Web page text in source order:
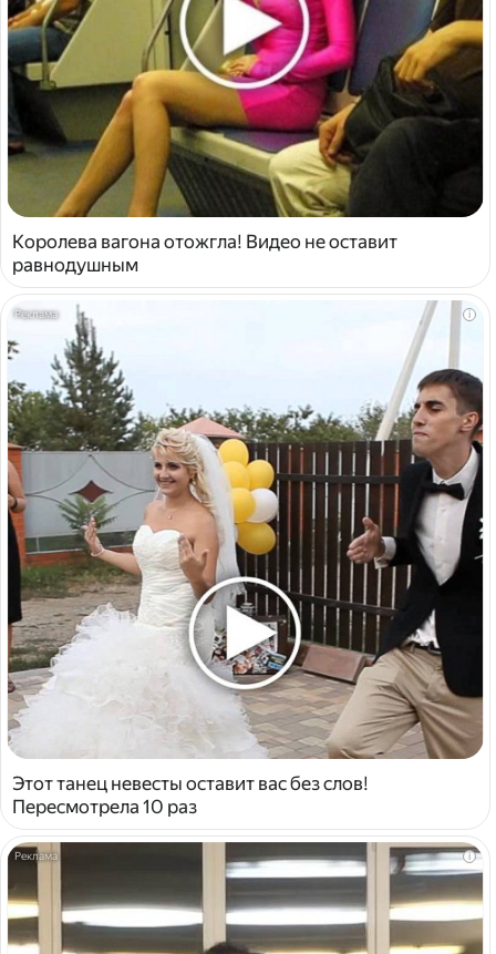
Королева вагона отожгла! Видео не оставит
равнодушным
i
Этот танец невесты оставит вас без слов!
Пересмотрела 10 раз
i